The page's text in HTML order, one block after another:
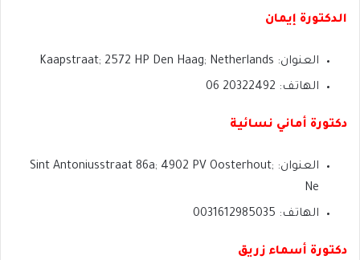
الدكتورة إيمان
العنوان: Kaapstraat; 2572 HP Den Haag; Netherlands
الهاتف: 20322492 06
دكتورة أماني نسائية
العنوان: Sint Antoniusstraat 86a; 4902 PV Oosterhout;
Ne
الهاتف: 0031612985035
دكتورة أسماء زريق